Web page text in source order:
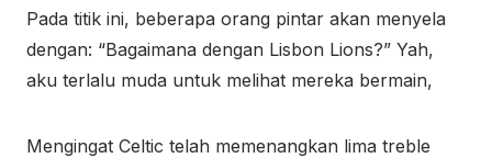
Pada titik ini, beberapa orang pintar akan menyela
dengan: “Bagaimana dengan Lisbon Lions?” Yah,
aku terlalu muda untuk melihat mereka bermain,
Mengingat Celtic telah memenangkan lima treble